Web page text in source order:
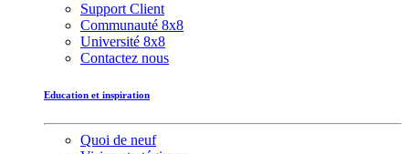
Support Client
Communauté 8x8
Université 8x8
Contactez nous
Education et inspiration
Quoi de neuf